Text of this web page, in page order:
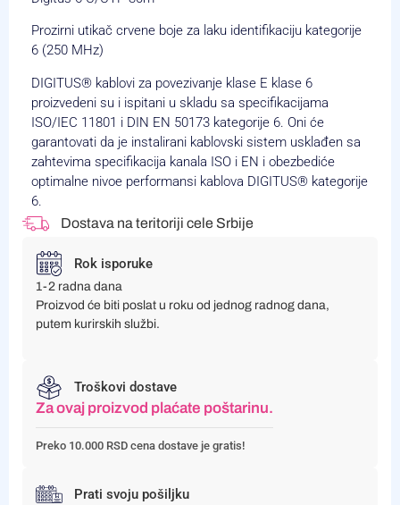
Prozirni utikač crvene boje za laku identifikaciju kategorije
6 (250 MHz)
DIGITUS® kablovi za povezivanje klase E klase 6
proizvedeni su i ispitani u skladu sa specifikacijama
ISO/IEC 11801 i DIN EN 50173 kategorije 6. Oni će
garantovati da je instalirani kablovski sistem usklađen sa
zahtevima specifikacija kanala ISO i EN i obezbediće
optimalne nivoe performansi kablova DIGITUS® kategorije
6.
Dostava na teritoriji cele Srbije
Rok isporuke
1-2 radna dana
Proizvod će biti poslat u roku od jednog radnog dana,
putem kurirskih službi.
Troškovi dostave
Za ovaj proizvod plaćate poštarinu.
Preko 10.000 RSD cena dostave je gratis!
Prati svoju pošiljku